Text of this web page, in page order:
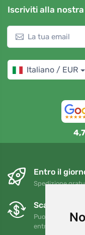
Iscriviti alla
Italiano / EUR
Entro il
Spedizione
Scambi e
Puoi restituire o
entro 90 giorni